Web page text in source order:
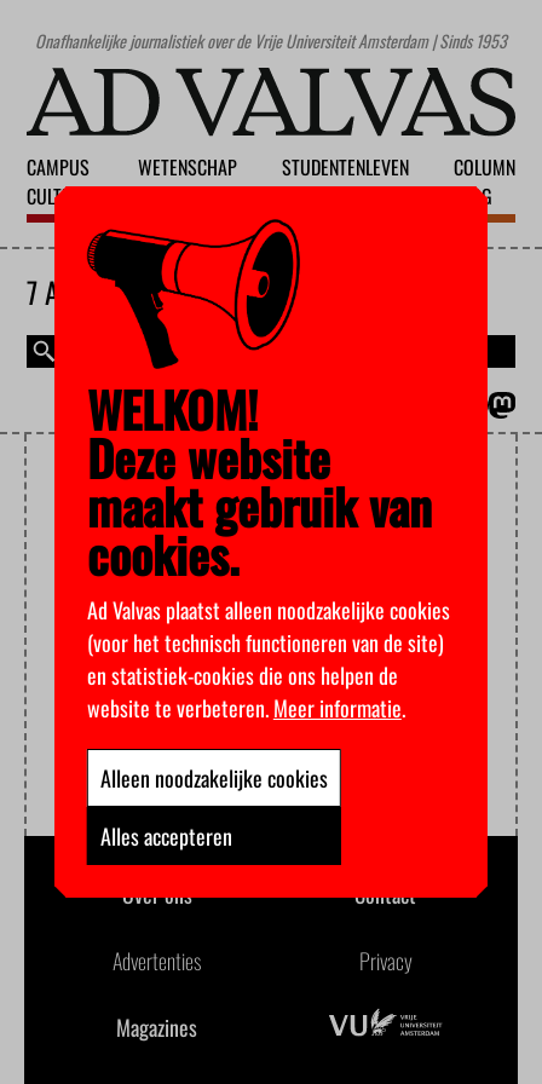
Onafhankelijke journalistiek over de Vrije Universiteit Amsterdam | Sinds 1953
CAMPUS
CULTUUR
WETENSCHAP
STUDENTENLEVEN
COLUMN
BLOG
7 AUGUSTUS 2026
CHIROPRACTOR
Over ons Contact
Advertenties Privacy
Magazines
WELKOM!
Deze website
maakt gebruik van
cookies.
Ad Valvas plaatst alleen noodzakelijke cookies
(voor het technisch functioneren van de site)
en statistiek-cookies die ons helpen de
website te verbeteren.Meer informatie.
Alleen noodzakelijke cookies
Alles accepteren